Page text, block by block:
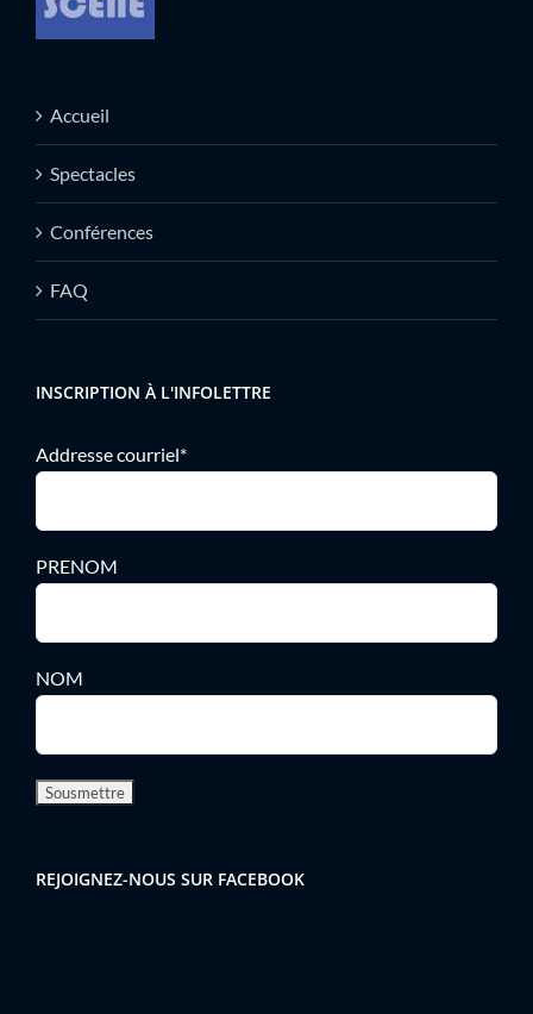
Accueil
Spectacles
Conférences
FAQ
INSCRIPTION À L'INFOLETTRE
Addresse courriel*
PRENOM
NOM
REJOIGNEZ-NOUS SUR FACEBOOK